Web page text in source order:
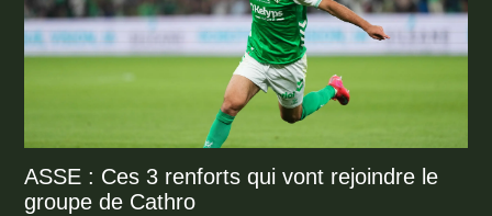
ASSE : Ces 3 renforts qui vont rejoindre le
groupe de Cathro